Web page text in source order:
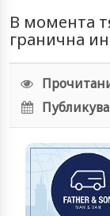
В момента
гранична